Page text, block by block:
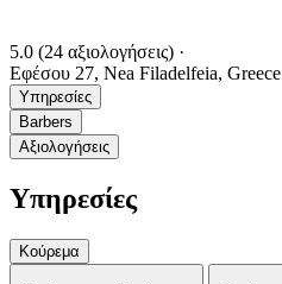
5.0 (24 αξιολογήσεις) ·
Εφέσου 27, Nea Filadelfeia, Greece
Υπηρεσίες
Barbers
Αξιολογήσεις
Υπηρεσίες
Κούρεμα